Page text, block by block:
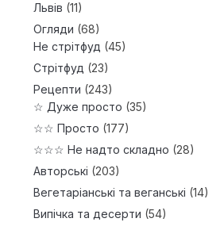
Львів (11)
Огляди (68)
Не стрітфуд (45)
Стрітфуд (23)
Рецепти (243)
☆ Дуже просто (35)
☆☆ Просто (177)
☆☆☆ Не надто складно (28)
Авторські (203)
Вегетаріанські та веганські (14)
Випічка та десерти (54)